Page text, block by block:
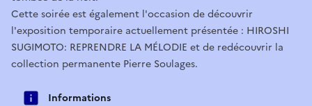
Cette soirée est également l'occasion de découvrir
l'exposition temporaire actuellement présentée : HIROSHI
SUGIMOTO: REPRENDRE LA MÉLODIE et de redécouvrir la
collection permanente Pierre Soulages.
Informations